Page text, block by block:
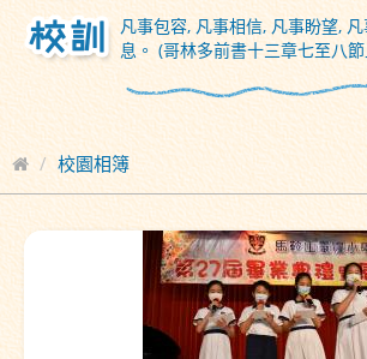
凡事包容, 凡事相信, 凡事盼望,
息。 (哥林多前書十三章七至八
校園相簿